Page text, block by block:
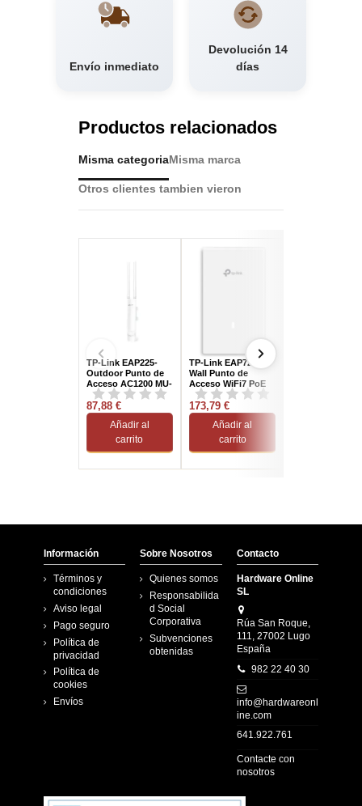
Envío inmediato
Devolución 14
días
Productos relacionados
Misma categoriaMisma marca
Otros clientes tambien vieron
TP-Link EAP225-
Outdoor Punto de
Acceso AC1200 MU-
MIMO PoE
87,88 €
Añadir al
carrito
TP-Link EAP725-
Wall Punto de
Acceso WiFi7 PoE
173,79 €
Añadir al
carrito
Información
Términos y
condiciones
Aviso legal
Pago seguro
Política de
privacidad
Política de
cookies
Envíos
Sobre Nosotros
Quienes somos
Responsabilida
d Social
Corporativa
Subvenciones
obtenidas
Contacto
Hardware Online
SL
Rúa San Roque,
111, 27002 Lugo
España
982 22 40 30
info@hardwareonl
ine.com
641.922.761
Contacte con
nosotros